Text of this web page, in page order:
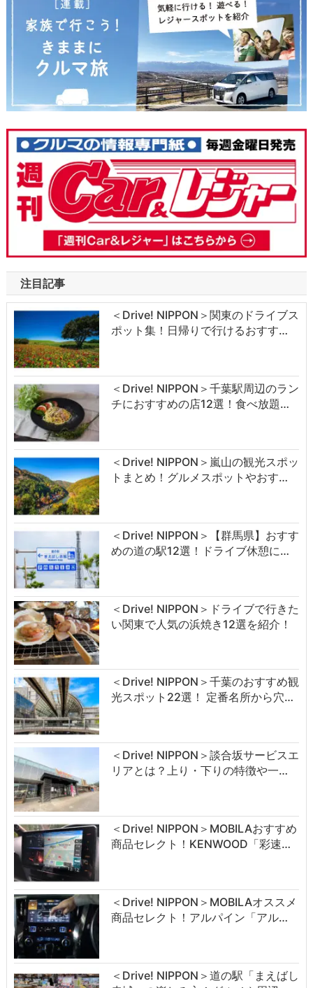
注目記事
＜Drive! NIPPON＞関東のドライブス
ポット集！日帰りで行けるおすす…
＜Drive! NIPPON＞千葉駅周辺のラン
チにおすすめの店12選！食べ放題…
＜Drive! NIPPON＞嵐山の観光スポッ
トまとめ！グルメスポットやおす…
＜Drive! NIPPON＞【群馬県】おすす
めの道の駅12選！ドライブ休憩に…
＜Drive! NIPPON＞ドライブで行きた
い関東で人気の浜焼き12選を紹介！
＜Drive! NIPPON＞千葉のおすすめ観
光スポット22選！ 定番名所から穴…
＜Drive! NIPPON＞談合坂サービスエ
リアとは？上り・下りの特徴や一…
＜Drive! NIPPON＞MOBILAおすすめ
商品セレクト！KENWOOD「彩速…
＜Drive! NIPPON＞MOBILAオススメ
商品セレクト！アルパイン「アル…
＜Drive! NIPPON＞道の駅「まえばし